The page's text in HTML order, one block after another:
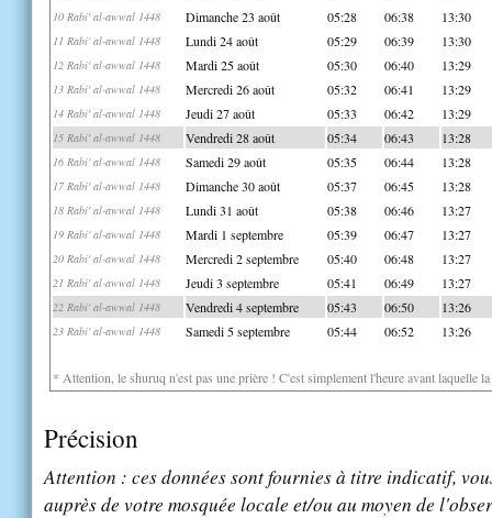
10 Rabi' al-awwal 1448 Dimanche 23 août 05:28 06:38 13:30
11 Rabi' al-awwal 1448 Lundi 24 août 05:29 06:39 13:30
12 Rabi' al-awwal 1448 Mardi 25 août 05:30 06:40 13:29
13 Rabi' al-awwal 1448 Mercredi 26 août 05:32 06:41 13:29
14 Rabi' al-awwal 1448 Jeudi 27 août 05:33 06:42 13:29
15 Rabi' al-awwal 1448 Vendredi 28 août 05:34 06:43 13:28
16 Rabi' al-awwal 1448 Samedi 29 août 05:35 06:44 13:28
17 Rabi' al-awwal 1448 Dimanche 30 août 05:37 06:45 13:28
18 Rabi' al-awwal 1448 Lundi 31 août 05:38 06:46 13:27
19 Rabi' al-awwal 1448 Mardi 1 septembre 05:39 06:47 13:27
20 Rabi' al-awwal 1448 Mercredi 2 septembre 05:40 06:48 13:27
21 Rabi' al-awwal 1448 Jeudi 3 septembre 05:41 06:49 13:27
22 Rabi' al-awwal 1448 Vendredi 4 septembre 05:43 06:50 13:26
23 Rabi' al-awwal 1448 Samedi 5 septembre 05:44 06:52 13:26
* Attention, le shuruq n'est pas une prière ! C'est simplement l'heure avant laquelle
Précision
Attention : ces données sont fournies à titre indicatif,
auprès de votre mosquée locale et/ou au moyen de